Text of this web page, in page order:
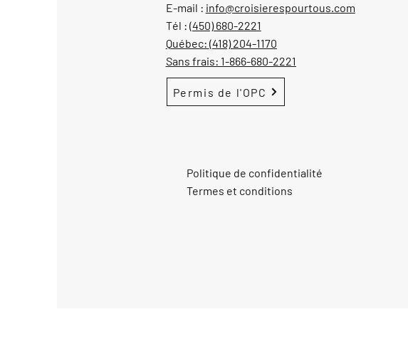
E-mail : info@croisierespourtous.com
Tél : (450) 680-2221
Québec: (418) 204-1170
Sans frais: 1-866-680-2221
Permis de l'OPC
Politique de confidentialité
Termes et conditions